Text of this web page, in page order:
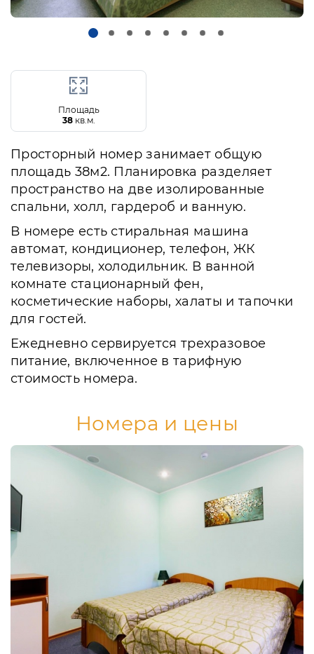
Площадь
38кв.м.
Просторный номер занимает общую
площадь 38м2. Планировка разделяет
пространство на две изолированные
спальни, холл, гардероб и ванную.
В номере есть стиральная машина
автомат, кондиционер, телефон, ЖК
телевизоры, холодильник. В ванной
комнате стационарный фен,
косметические наборы, халаты и тапочки
для гостей.
Ежедневно сервируется трехразовое
питание, включенное в тарифную
стоимость номера.
Номера и цены